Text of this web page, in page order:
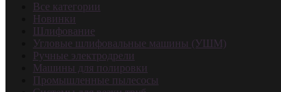
Все категории
Новинки
Шлифование
Угловые шлифовальные машины (УШМ)
Ручные электродрели
Машины для полировки
Промышленные пылесосы